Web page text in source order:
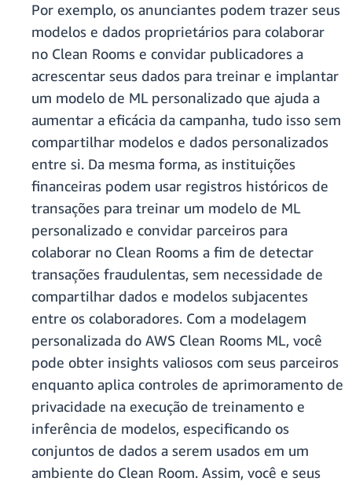
Por exemplo, os anunciantes podem trazer seus
modelos e dados proprietários para colaborar
no Clean Rooms e convidar publicadores a
acrescentar seus dados para treinar e implantar
um modelo de ML personalizado que ajuda a
aumentar a eficácia da campanha, tudo isso sem
compartilhar modelos e dados personalizados
entre si. Da mesma forma, as instituições
financeiras podem usar registros históricos de
transações para treinar um modelo de ML
personalizado e convidar parceiros para
colaborar no Clean Rooms a fim de detectar
transações fraudulentas, sem necessidade de
compartilhar dados e modelos subjacentes
entre os colaboradores. Com a modelagem
personalizada do AWS Clean Rooms ML, você
pode obter insights valiosos com seus parceiros
enquanto aplica controles de aprimoramento de
privacidade na execução de treinamento e
inferência de modelos, especificando os
conjuntos de dados a serem usados em um
ambiente do Clean Room. Assim, você e seus